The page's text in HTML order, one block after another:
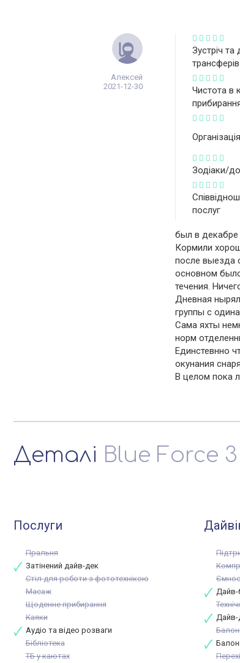
Алексей
2021-12-30
Зустріч та
трансферів
Чистота в
Зодіаки/
послуг
был в декабре
Кормили
после выезда
основном
течения.
Дневная
группы с
Сама яхты
норм
Единстевнно
окунания
В целом пока
Деталі Blue Force 3
Послуги
Пральня
Затінений дайв-дек
Стіл для роботи з фототехнікою
Масаж
Щоденне прибирання
Каяки
Аудіо та відео розваги
Бібліотека
ТБ у каютах
Дайв-
Дайв-